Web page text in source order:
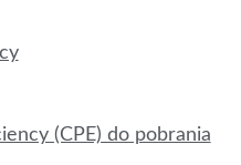
(CPE) do pobrania